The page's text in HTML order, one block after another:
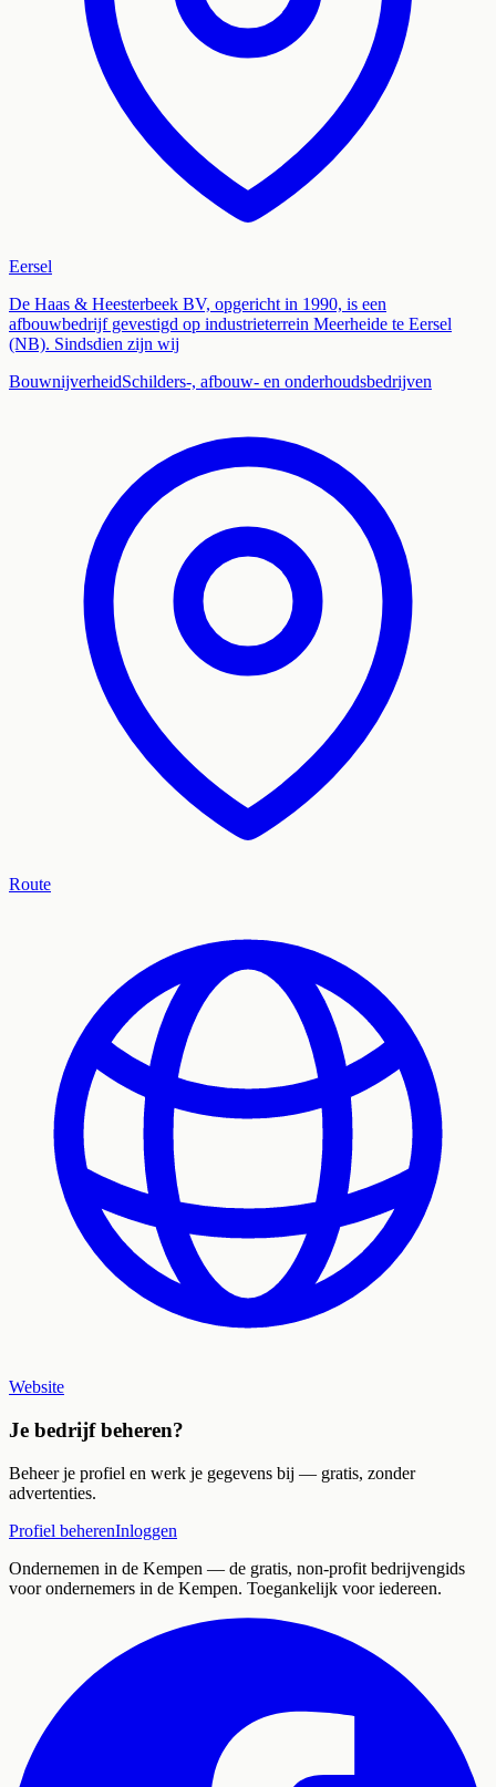
Eersel
De Haas & Heesterbeek BV, opgericht in 1990, is een
afbouwbedrijf gevestigd op industrieterrein Meerheide te Eersel
(NB). Sindsdien zijn wij
BouwnijverheidSchilders-, afbouw- en onderhoudsbedrijven
Route
Website
Je bedrijf beheren?
Beheer je profiel en werk je gegevens bij — gratis, zonder
advertenties.
Profiel beherenInloggen
Ondernemen in de Kempen — de gratis, non-profit bedrijvengids
voor ondernemers in de Kempen. Toegankelijk voor iedereen.